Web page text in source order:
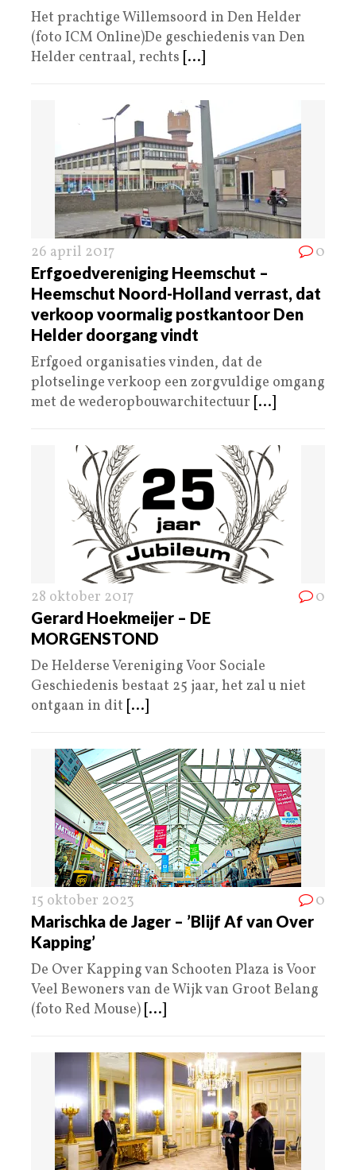
Het prachtige Willemsoord in Den Helder
(foto ICM Online)De geschiedenis van Den
Helder centraal, rechts [...]
26 april 2017 0
Erfgoedvereniging Heemschut –
Heemschut Noord-Holland verrast, dat
verkoop voormalig postkantoor Den
Helder doorgang vindt
Erfgoed organisaties vinden, dat de
plotselinge verkoop een zorgvuldige omgang
met de wederopbouwarchitectuur [...]
28 oktober 2017 0
Gerard Hoekmeijer – DE
MORGENSTOND
De Helderse Vereniging Voor Sociale
Geschiedenis bestaat 25 jaar, het zal u niet
ontgaan in dit [...]
15 oktober 2023 0
Marischka de Jager – ’Blijf Af van Over
Kapping’
De Over Kapping van Schooten Plaza is Voor
Veel Bewoners van de Wijk van Groot Belang
(foto Red Mouse) [...]